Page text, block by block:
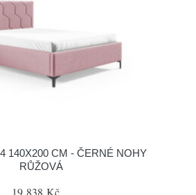
140X200 CM - ČERNÉ NOHY
RŮŽOVÁ
19 838 Kč